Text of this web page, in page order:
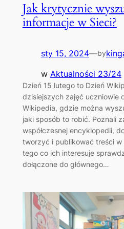
Jak krytycznie
informacje w Sieci?
sty 15, 2024—by
w Aktualności 23/24
Dzień 15 lutego to Dzień
dzisiejszych zajęć uczniowie
Wikipedia, gdzie można
jaki sposób to robić. Poznali
współczesnej encyklopedii,
tworzyć i publikować treści w
tego co ich interesuje
dołączone do głównego…